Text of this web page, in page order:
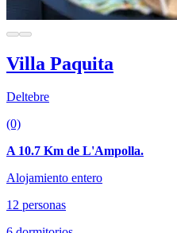
Villa Paquita
Deltebre
(0)
A 10.7 Km de L'Ampolla.
Alojamiento entero
12 personas